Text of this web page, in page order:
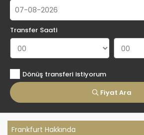
Transfer Saati
Fiyat Ara
Dönüş transferi istiyorum
Frankfurt Hakkında